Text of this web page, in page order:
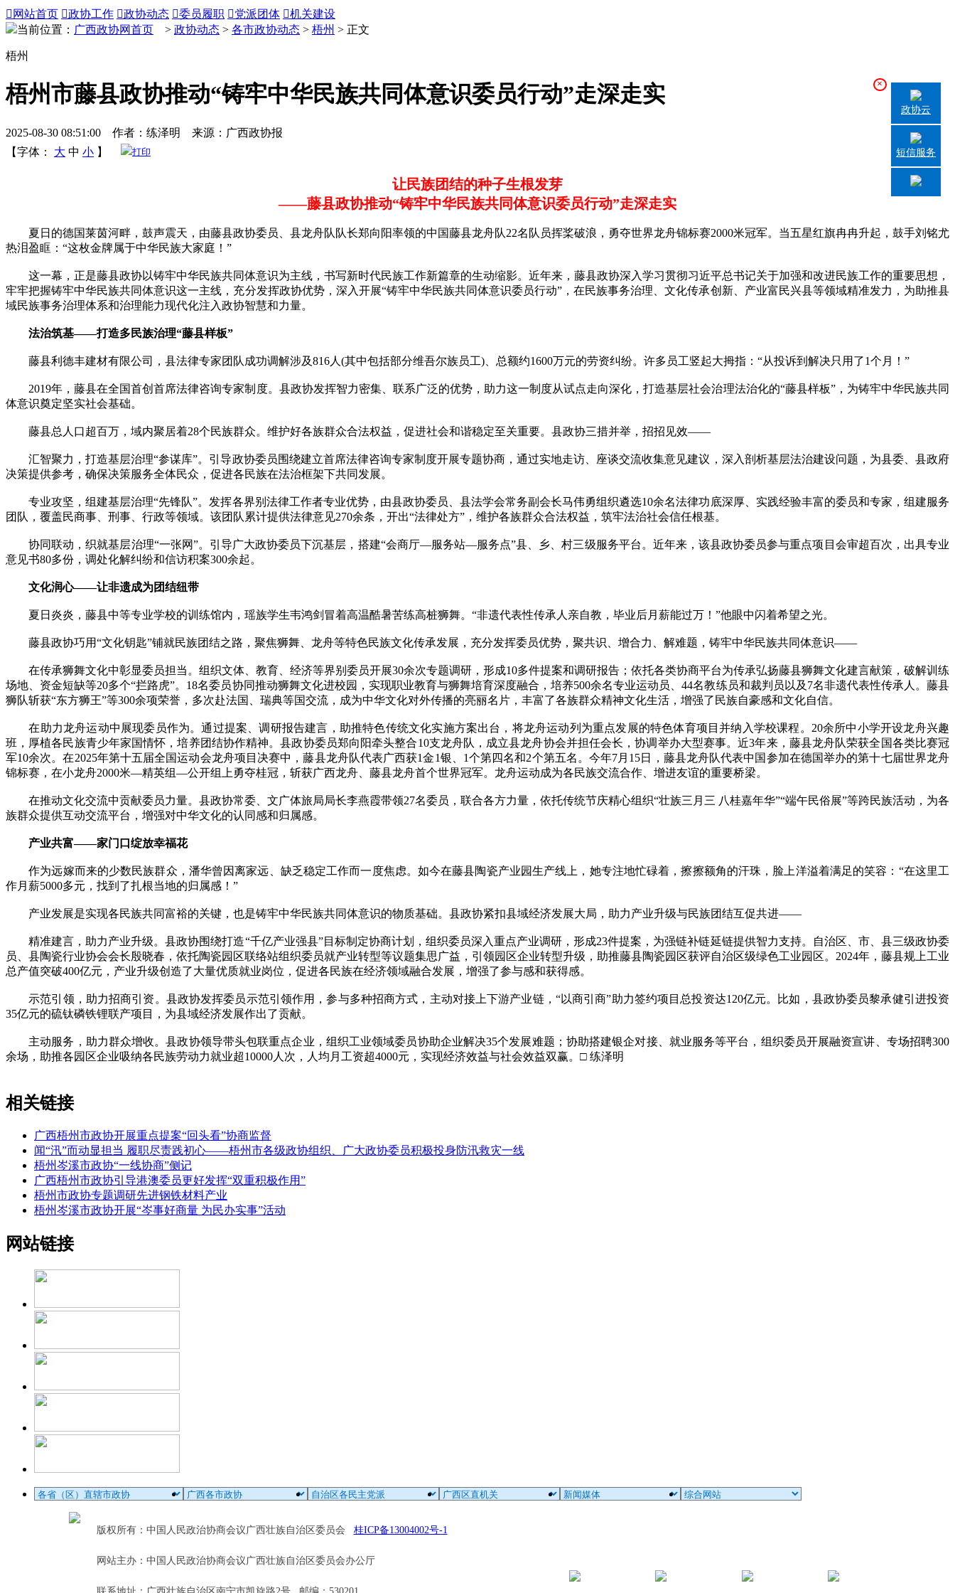
 网站首页 政协工作 政协动态 委员履职 党派团体 机关建设
当前位置： 广西政协网首页 > 政协动态 > 各市政协动态 > 梧州 > 正文
梧州
梧州市藤县政协推动“铸牢中华民族共同体意识委员行动”走深走实
2025-08-30 08:51:00 作者：练泽明 来源：广西政协报
【字体：
大 中 小 】 打印
让民族团结的种子生根发芽
——藤县政协推动“铸牢中华民族共同体意识委员行动”走深走实
夏日的德国莱茵河畔，鼓声震天，由藤县政协委员、县龙舟队队长郑向阳率领的中国藤县龙舟队22名队员挥桨破浪，勇夺世界龙舟锦标赛2000米冠军。当五星红旗冉冉升起，鼓手刘铭尤
热泪盈眶：“这枚金牌属于中华民族大家庭！”
这一幕，正是藤县政协以铸牢中华民族共同体意识为主线，书写新时代民族工作新篇章的生动缩影。近年来，藤县政协深入学习贯彻习近平总书记关于加强和改进民族工作的重要思想，
牢牢把握铸牢中华民族共同体意识这一主线，充分发挥政协优势，深入开展“铸牢中华民族共同体意识委员行动”，在民族事务治理、文化传承创新、产业富民兴县等领域精准发力，为助推县
域民族事务治理体系和治理能力现代化注入政协智慧和力量。
法治筑基——打造多民族治理“藤县样板”
藤县利德丰建材有限公司，县法律专家团队成功调解涉及816人(其中包括部分维吾尔族员工)、总额约1600万元的劳资纠纷。许多员工竖起大拇指：“从投诉到解决只用了1个月！”
2019年，藤县在全国首创首席法律咨询专家制度。县政协发挥智力密集、联系广泛的优势，助力这一制度从试点走向深化，打造基层社会治理法治化的“藤县样板”，为铸牢中华民族共同
体意识奠定坚实社会基础。
藤县总人口超百万，域内聚居着28个民族群众。维护好各族群众合法权益，促进社会和谐稳定至关重要。县政协三措并举，招招见效——
汇智聚力，打造基层治理“参谋库”。引导政协委员围绕建立首席法律咨询专家制度开展专题协商，通过实地走访、座谈交流收集意见建议，深入剖析基层法治建设问题，为县委、县政府
决策提供参考，确保决策服务全体民众，促进各民族在法治框架下共同发展。
专业攻坚，组建基层治理“先锋队”。发挥各界别法律工作者专业优势，由县政协委员、县法学会常务副会长马伟勇组织遴选10余名法律功底深厚、实践经验丰富的委员和专家，组建服务
团队，覆盖民商事、刑事、行政等领域。该团队累计提供法律意见270余条，开出“法律处方”，维护各族群众合法权益，筑牢法治社会信任根基。
协同联动，织就基层治理“一张网”。引导广大政协委员下沉基层，搭建“会商厅—服务站—服务点”县、乡、村三级服务平台。近年来，该县政协委员参与重点项目会审超百次，出具专业
意见书80多份，调处化解纠纷和信访积案300余起。
文化润心——让非遗成为团结纽带
夏日炎炎，藤县中等专业学校的训练馆内，瑶族学生韦鸿剑冒着高温酷暑苦练高桩狮舞。“非遗代表性传承人亲自教，毕业后月薪能过万！”他眼中闪着希望之光。
藤县政协巧用“文化钥匙”铺就民族团结之路，聚焦狮舞、龙舟等特色民族文化传承发展，充分发挥委员优势，聚共识、增合力、解难题，铸牢中华民族共同体意识——
在传承狮舞文化中彰显委员担当。组织文体、教育、经济等界别委员开展30余次专题调研，形成10多件提案和调研报告；依托各类协商平台为传承弘扬藤县狮舞文化建言献策，破解训练
场地、资金短缺等20多个“拦路虎”。18名委员协同推动狮舞文化进校园，实现职业教育与狮舞培育深度融合，培养500余名专业运动员、44名教练员和裁判员以及7名非遗代表性传承人。藤县
狮队斩获“东方狮王”等300余项荣誉，多次赴法国、瑞典等国交流，成为中华文化对外传播的亮丽名片，丰富了各族群众精神文化生活，增强了民族自豪感和文化自信。
在助力龙舟运动中展现委员作为。通过提案、调研报告建言，助推特色传统文化实施方案出台，将龙舟运动列为重点发展的特色体育项目并纳入学校课程。20余所中小学开设龙舟兴趣
班，厚植各民族青少年家国情怀，培养团结协作精神。县政协委员郑向阳牵头整合10支龙舟队，成立县龙舟协会并担任会长，协调举办大型赛事。近3年来，藤县龙舟队荣获全国各类比赛冠
军10余次。在2025年第十五届全国运动会龙舟项目决赛中，藤县龙舟队代表广西获1金1银、1个第四名和2个第五名。今年7月15日，藤县龙舟队代表中国参加在德国举办的第十七届世界龙舟
锦标赛，在小龙舟2000米—精英组—公开组上勇夺桂冠，斩获广西龙舟、藤县龙舟首个世界冠军。龙舟运动成为各民族交流合作、增进友谊的重要桥梁。
在推动文化交流中贡献委员力量。县政协常委、文广体旅局局长李燕霞带领27名委员，联合各方力量，依托传统节庆精心组织“壮族三月三 八桂嘉年华”“端午民俗展”等跨民族活动，为各
族群众提供互动交流平台，增强对中华文化的认同感和归属感。
产业共富——家门口绽放幸福花
作为远嫁而来的少数民族群众，潘华曾因离家远、缺乏稳定工作而一度焦虑。如今在藤县陶瓷产业园生产线上，她专注地忙碌着，擦擦额角的汗珠，脸上洋溢着满足的笑容：“在这里工
作月薪5000多元，找到了扎根当地的归属感！”
产业发展是实现各民族共同富裕的关键，也是铸牢中华民族共同体意识的物质基础。县政协紧扣县域经济发展大局，助力产业升级与民族团结互促共进——
精准建言，助力产业升级。县政协围绕打造“千亿产业强县”目标制定协商计划，组织委员深入重点产业调研，形成23件提案，为强链补链延链提供智力支持。自治区、市、县三级政协委
员、县陶瓷行业协会会长殷晓春，依托陶瓷园区联络站组织委员就产业转型等议题集思广益，引领园区企业转型升级，助推藤县陶瓷园区获评自治区级绿色工业园区。2024年，藤县规上工业
总产值突破400亿元，产业升级创造了大量优质就业岗位，促进各民族在经济领域融合发展，增强了参与感和获得感。
示范引领，助力招商引资。县政协发挥委员示范引领作用，参与多种招商方式，主动对接上下游产业链，“以商引商”助力签约项目总投资达120亿元。比如，县政协委员黎承健引进投资
35亿元的硫钛磷铁锂联产项目，为县域经济发展作出了贡献。
主动服务，助力群众增收。县政协领导带头包联重点企业，组织工业领域委员协助企业解决35个发展难题；协助搭建银企对接、就业服务等平台，组织委员开展融资宣讲、专场招聘300
余场，助推各园区企业吸纳各民族劳动力就业超10000人次，人均月工资超4000元，实现经济效益与社会效益双赢。□ 练泽明
相关链接
广西梧州市政协开展重点提案“回头看”协商监督
闻“汛”而动显担当 履职尽责践初心——梧州市各级政协组织、广大政协委员积极投身防汛救灾一线
梧州岑溪市政协“一线协商”侧记
广西梧州市政协引导港澳委员更好发挥“双重积极作用”
梧州市政协专题调研先进钢铁材料产业
梧州岑溪市政协开展“岑事好商量 为民办实事”活动
网站链接
版权所有：中国人民政治协商会议广西壮族自治区委员会 桂ICP备13004002号-1
网站主办：中国人民政治协商会议广西壮族自治区委员会办公厅
联系地址：广西壮族自治区南宁市凯旋路2号 邮编：530201
×
政协云
短信服务